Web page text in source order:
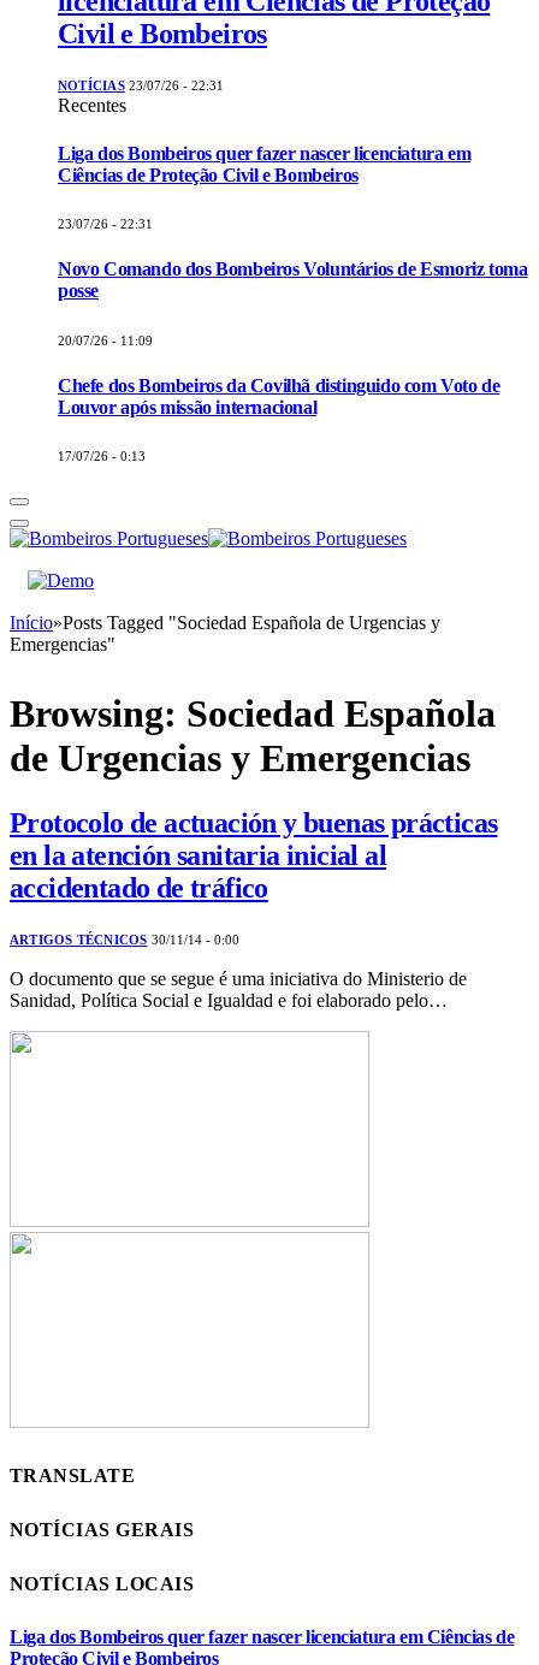
Civil e Bombeiros
NOTÍCIAS 23/07/26 - 22:31
Recentes
Liga dos Bombeiros quer fazer nascer licenciatura em
Ciências de Proteção Civil e Bombeiros
23/07/26 - 22:31
Novo Comando dos Bombeiros Voluntários de Esmoriz toma
posse
20/07/26 - 11:09
Chefe dos Bombeiros da Covilhã distinguido com Voto de
Louvor após missão internacional
17/07/26 - 0:13
Início»Posts Tagged "Sociedad Española de Urgencias y
Emergencias"
Browsing: Sociedad Española
de Urgencias y Emergencias
Protocolo de actuación y buenas prácticas
en la atención sanitaria inicial al
accidentado de tráfico
ARTIGOS TÉCNICOS 30/11/14 - 0:00
O documento que se segue é uma iniciativa do Ministerio de
Sanidad, Política Social e Igualdad e foi elaborado pelo…
TRANSLATE
NOTÍCIAS GERAIS
NOTÍCIAS LOCAIS
Liga dos Bombeiros quer fazer nascer licenciatura em Ciências de
Proteção Civil e Bombeiros